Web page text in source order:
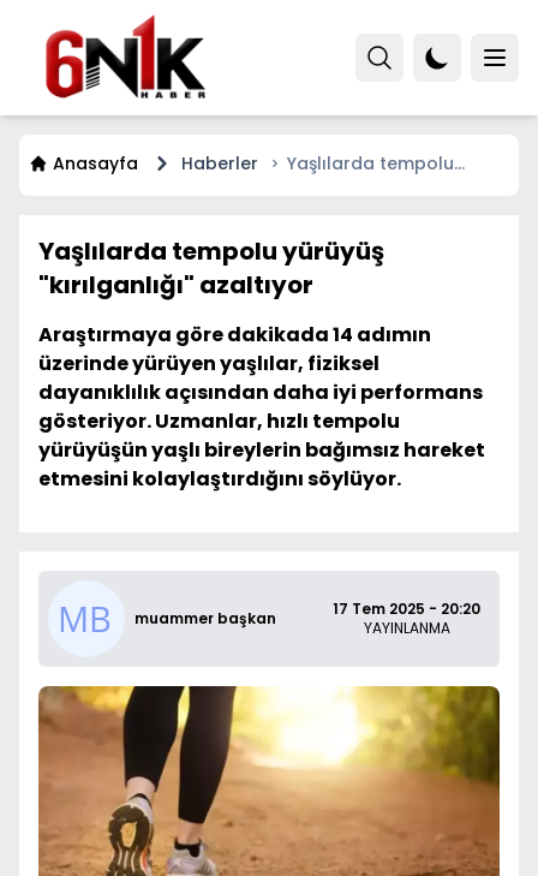
Anasayfa Haberler
Yaşlılarda tempolu
Yaşlılarda tempolu yürüyüş
"kırılganlığı" azaltıyor
Araştırmaya göre dakikada 14 adımın
üzerinde yürüyen yaşlılar, fiziksel
dayanıklılık açısından daha iyi performans
gösteriyor. Uzmanlar, hızlı tempolu
yürüyüşün yaşlı bireylerin bağımsız hareket
etmesini kolaylaştırdığını söylüyor.
muammer başkan
17 Tem 2025 - 20:20
YAYINLANMA